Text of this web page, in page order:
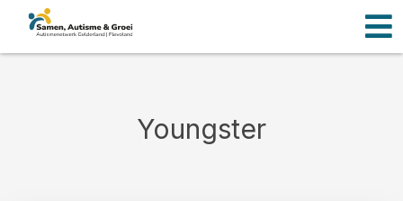
Youngster